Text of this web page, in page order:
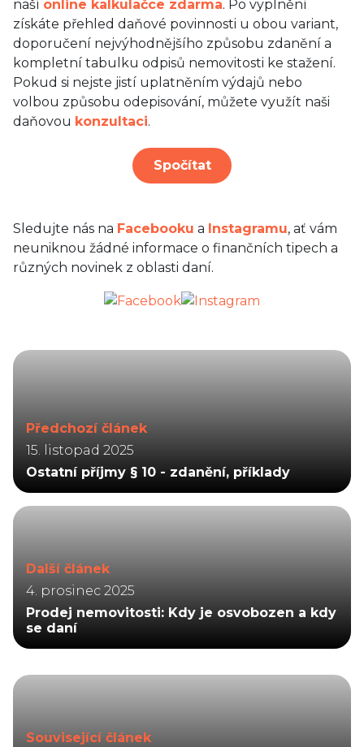
naší online kalkulačce zdarma. Po vyplnění
získáte přehled daňové povinnosti u obou variant,
doporučení nejvýhodnějšího způsobu zdanění a
kompletní tabulku odpisů nemovitosti ke stažení.
Pokud si nejste jistí uplatněním výdajů nebo
volbou způsobu odepisování, můžete využít naši
daňovou konzultaci.
Spočítat
Sledujte nás na Facebooku a Instagramu, ať vám
neuniknou žádné informace o finančních tipech a
různých novinek z oblasti daní.
Předchozí článek
15. listopad 2025
Ostatní příjmy § 10 - zdanění, příklady
Další článek
4. prosinec 2025
Prodej nemovitosti: Kdy je osvobozen a kdy
se daní
Související článek